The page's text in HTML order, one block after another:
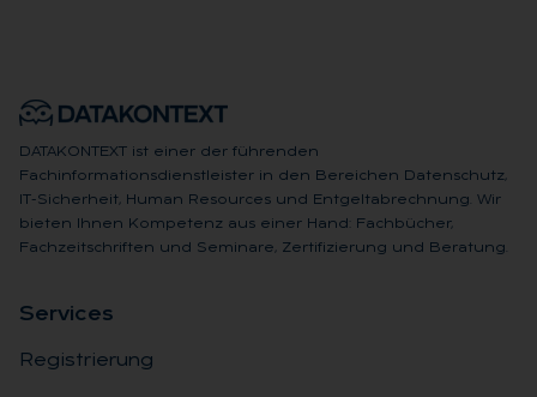
DATAKONTEXT ist einer der führenden
Fachinformationsdienstleister in den Bereichen Datenschutz,
IT-Sicherheit, Human Resources und Entgeltabrechnung. Wir
bieten Ihnen Kompetenz aus einer Hand: Fachbücher,
Fachzeitschriften und Seminare, Zertifizierung und Beratung.
Ser­vices
Registrierung